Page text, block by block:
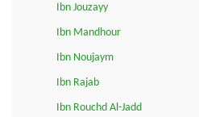
Ibn Jouzayy
Ibn Mandhour
Ibn Noujaym
Ibn Rajab
Ibn Rouchd Al-Jadd